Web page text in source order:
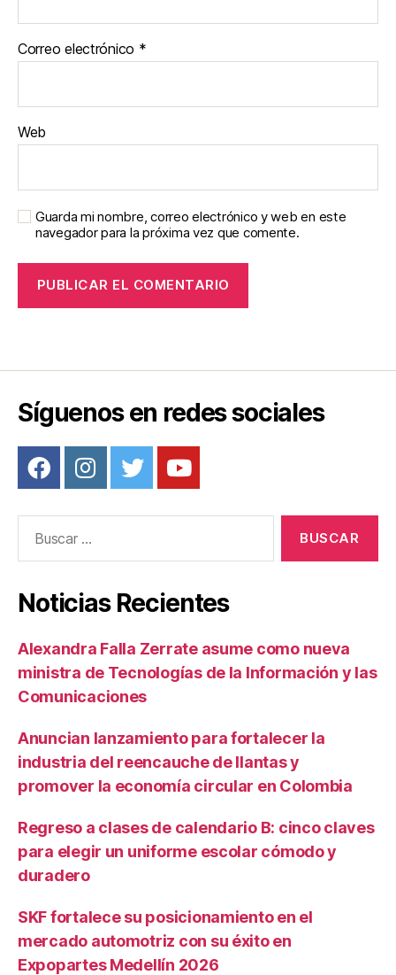
Correo electrónico *
Web
Guarda mi nombre, correo electrónico y web en este
navegador para la próxima vez que comente.
Síguenos en redes sociales
Noticias Recientes
Alexandra Falla Zerrate asume como nueva
ministra de Tecnologías de la Información y las
Comunicaciones
Anuncian lanzamiento para fortalecer la
industria del reencauche de llantas y
promover la economía circular en Colombia
Regreso a clases de calendario B: cinco claves
para elegir un uniforme escolar cómodo y
duradero
SKF fortalece su posicionamiento en el
mercado automotriz con su éxito en
Expopartes Medellín 2026